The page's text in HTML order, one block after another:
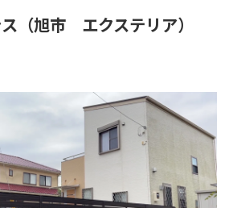
（旭市 エクステリア）